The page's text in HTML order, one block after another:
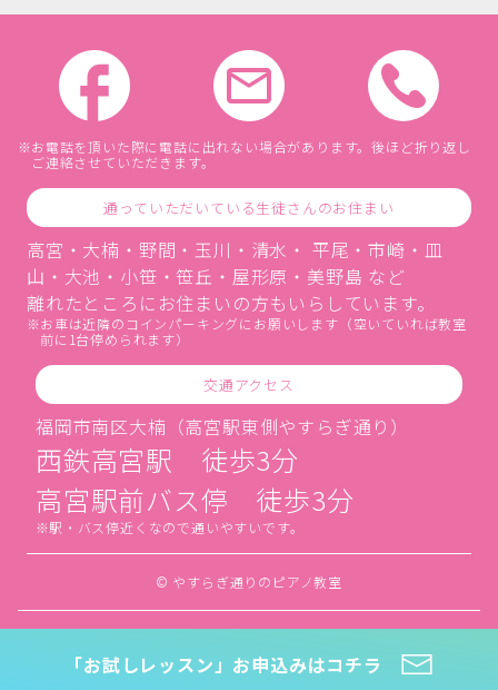
お電話を頂いた際に電話に出れない場合があります。後ほど折り返し
ご連絡させていただきます。
通っていただいている生徒さんのお住まい
高宮・大楠・野間・玉川・清水・ 平尾・市崎・皿
山・大池・小笹・笹丘・屋形原・美野島 など
離れたところにお住まいの方もいらしています。
お車は近隣のコインパーキングにお願いします（空いていれば教室
前に1台停められます）
交通アクセス
福岡市南区大楠（高宮駅東側やすらぎ通り）
西鉄高宮駅 徒歩3分
高宮駅前バス停 徒歩3分
駅・バス停近くなので通いやすいです。
© やすらぎ通りのピアノ教室
「お試しレッスン」お申込みはコチラ